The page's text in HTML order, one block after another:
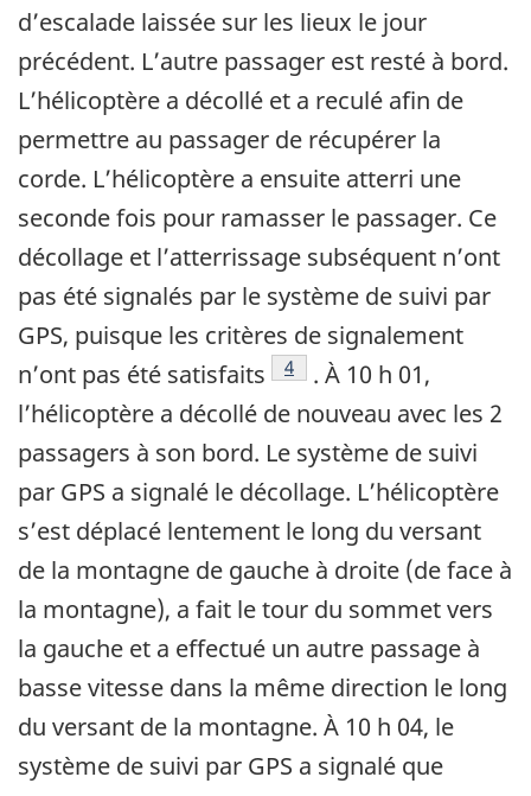
d’escalade laissée sur les lieux le jour
précédent. L’autre passager est resté à bord.
L’hélicoptère a décollé et a reculé afin de
permettre au passager de récupérer la
corde. L’hélicoptère a ensuite atterri une
seconde fois pour ramasser le passager. Ce
décollage et l’atterrissage subséquent n’ont
pas été signalés par le système de suivi par
GPS, puisque les critères de signalement
n’ont pas été satisfaits
Note de bas de page
4
. À 10 h 01,
l’hélicoptère a décollé de nouveau avec les 2
passagers à son bord. Le système de suivi
par GPS a signalé le décollage. L’hélicoptère
s’est déplacé lentement le long du versant
de la montagne de gauche à droite (de face à
la montagne), a fait le tour du sommet vers
la gauche et a effectué un autre passage à
basse vitesse dans la même direction le long
du versant de la montagne. À 10 h 04, le
système de suivi par GPS a signalé que